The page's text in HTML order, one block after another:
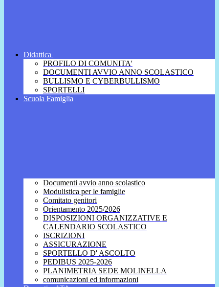
Didattica
PROFILO DI COMUNITA'
DOCUMENTI AVVIO ANNO SCOLASTICO
BULLISMO E CYBERBULLISMO
SPORTELLI
Scuola Famiglia
Documenti avvio anno scolastico
Modulistica per le famiglie
Comitato genitori
Orientamento 2025/2026
DISPOSIZIONI ORGANIZZATIVE E
CALENDARIO SCOLASTICO
ISCRIZIONI
ASSICURAZIONE
SPORTELLO D' ASCOLTO
PEDIBUS 2025-2026
PLANIMETRIA SEDE MOLINELLA
comunicazioni ed informazioni